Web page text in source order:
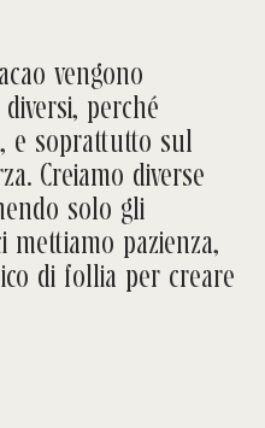
vengono
perché
e soprattutto sul
Creiamo diverse
solo gli
pazienza,
di follia per creare